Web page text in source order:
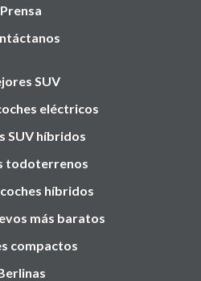
Prensa
SUV
eléctricos
SUV híbridos
todoterrenos
híbridos
más baratos
compactos